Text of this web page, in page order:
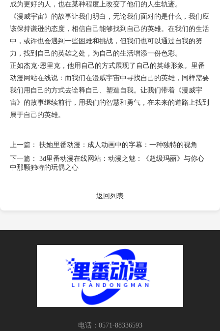
成为更好的人，也在某种程度上改变了他们的人生轨迹。
《漫威宇宙》的故事让我们明白，无论我们面对的是什么，我们应
该保持谦逊的态度，相信自己能够找到自己的英雄。在我们的生活
中，或许也会遇到一些困难和挑战，但我们也可以通过自我的努
力，找到自己的英雄之处，为自己的生活增添一份色彩。
正如杰克·恩里克，他用自己的方式展现了自己的英雄形象。里番
动漫网站在线说：而我们在漫威宇宙中寻找自己的英雄，同样需要
我们用自己的方式去诠释自己、塑造自我。让我们带着《漫威宇
宙》的故事继续前行，用我们的智慧和勇气，在未来的道路上找到
属于自己的英雄。
上一篇：
扶她里番动漫：成人动画中的字幕：一种独特的视角
下一篇：
3d里番动漫在线网站：动漫之魅：《超级玛丽》与你心
中那颗独特的玩偶之心
返回列表
电话：0571-88336593